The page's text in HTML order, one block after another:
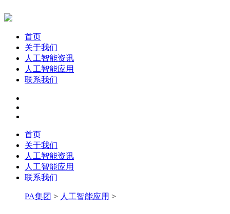
首页
关于我们
人工智能资讯
人工智能应用
联系我们
首页
关于我们
人工智能资讯
人工智能应用
联系我们
PA集团 > 人工智能应用 >